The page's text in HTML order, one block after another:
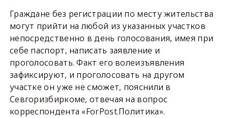
Граждане без регистрации по месту жительства
могут прийти на любой из указанных участков
непосредственно в день голосования, имея при
себе паспорт, написать заявление и
проголосовать. Факт его волеизъявления
зафиксируют, и проголосовать на другом
участке он уже не сможет, пояснили в
Севгоризбиркоме, отвечая на вопрос
корреспондента «ForPost.Политика».